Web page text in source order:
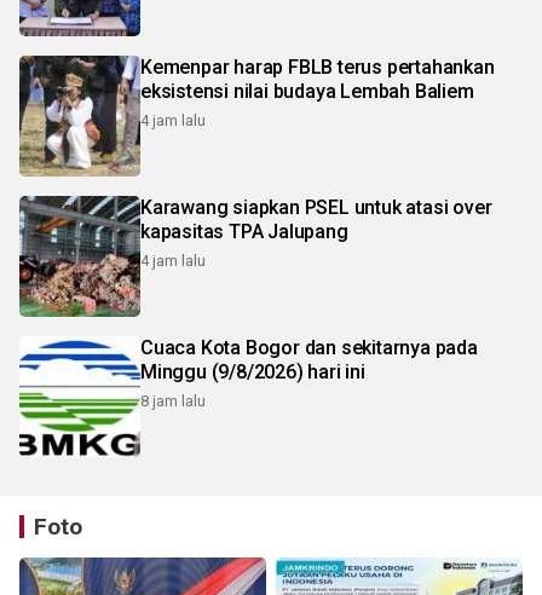
Kemenpar harap FBLB terus pertahankan
eksistensi nilai budaya Lembah Baliem
4 jam lalu
Karawang siapkan PSEL untuk atasi over
kapasitas TPA Jalupang
4 jam lalu
Cuaca Kota Bogor dan sekitarnya pada
Minggu (9/8/2026) hari ini
8 jam lalu
Foto